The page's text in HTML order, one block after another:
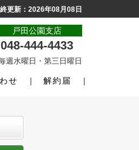
更新：2026年08月08日
戸田公園支店
048-444-4433
週水曜日・第三日曜日
せ 解約届